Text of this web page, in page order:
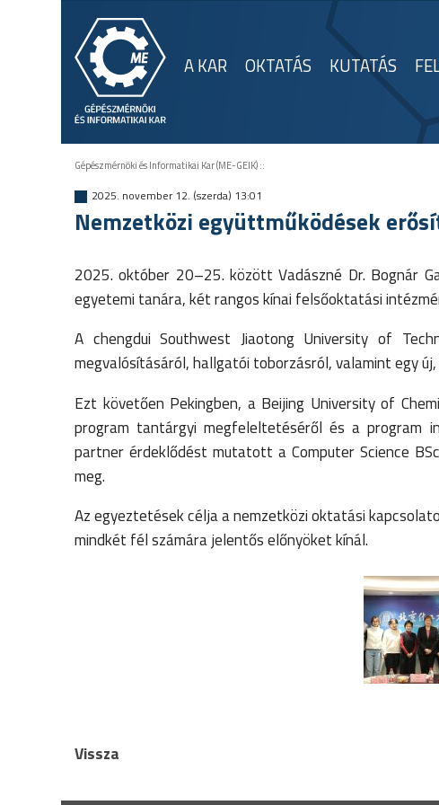
A KAR OKTATÁS KUTATÁS
Gépészmérnöki és Informatikai Kar (ME-GEIK)::
2025. november 12. (szerda) 13:01
Nemzetközi együttműködések
2025. október 20–25. között Vadászné Dr. Bognár
egyetemi tanára, két rangos kínai felsőoktatási
A chengdui Southwest Jiaotong University of
megvalósításáról, hallgatói toborzásról, valamint egy
Ezt követően Pekingben, a Beijing University of
program tantárgyi megfeleltetéséről és a program
partner érdeklődést mutatott a Computer Science
meg.
Az egyeztetések célja a nemzetközi oktatási
mindkét fél számára jelentős előnyöket kínál.
Vissza